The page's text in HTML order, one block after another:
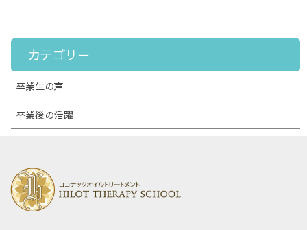
カテゴリー
卒業生の声
卒業後の活躍